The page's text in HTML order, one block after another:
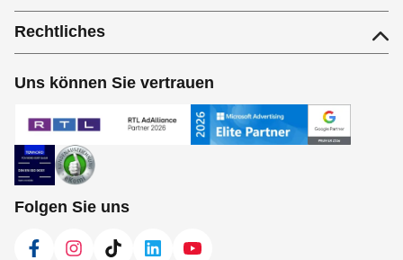
Rechtliches
Uns können Sie vertrauen
Folgen Sie uns